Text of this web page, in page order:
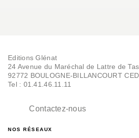
Editions Glénat
24 Avenue du Maréchal de Lattre de
92772 BOULOGNE-BILLANCOURT
Tel : 01.41.46.11.11
Contactez-nous
NOS RÉSEAUX